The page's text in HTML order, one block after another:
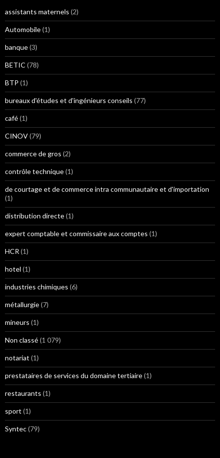
assistants maternels (2)
Automobile(1)
banque(3)
BETIC (78)
BTP (1)
bureaux d'études et d'ingénieurs conseils (77)
café(1)
CINOV(79)
commerce de gros (2)
contrôle technique(1)
de courtage et de commerce intra communautaire et d'importation
(1)
distribution directe(1)
expert comptable et commissaire aux comptes (1)
HCR (1)
hotel (1)
industries chimiques (6)
métallurgie(7)
mineurs (1)
Non classé(1 079)
notariat (1)
prestataires de services du domaine tertiaire(1)
restaurants (1)
sport (1)
Syntec(79)